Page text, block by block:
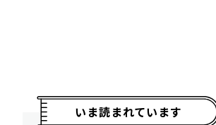
いま読まれています